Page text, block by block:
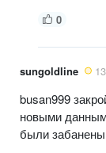
0
sungoldline
busan999
новыми
были